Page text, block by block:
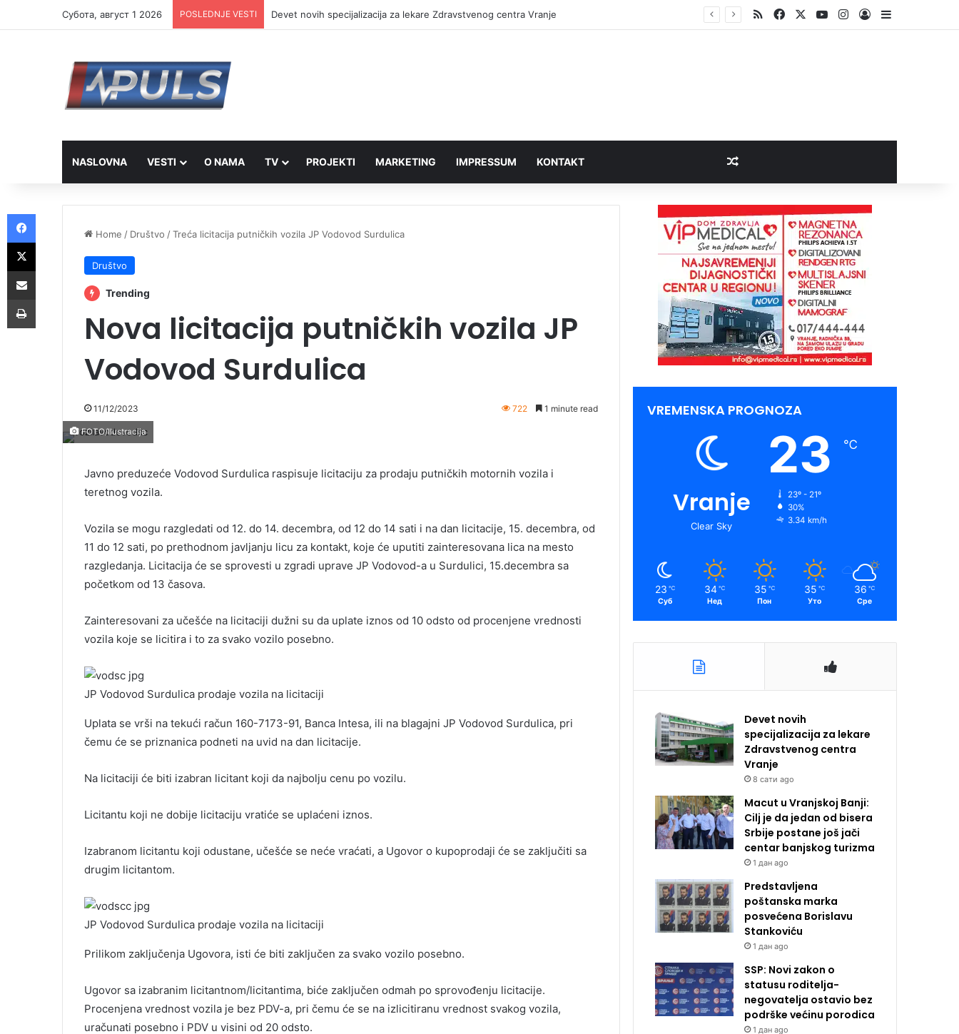
Субота, август 1 2026 POSLEDNJE VESTI Devet novih specijalizacija za lekare Zdravstvenog centra Vranje RSSFacebookYouTubeInstagram
Log InSidebar
NASLOVNA VESTI O NAMA TV PROJEKTI MARKETING IMPRESSUM KONTAKT Random Article
Home / Društvo /Treća licitacija putničkih vozila JP Vodovod Surdulica
Društvo
Trending
Nova licitacija putničkih vozila JP
Vodovod Surdulica
11/12/2023 722 1 minute read
FOTO/Ilustracija
Javno preduzeće Vodovod Surdulica raspisuje licitaciju za prodaju putničkih motornih vozila i
teretnog vozila.
Vozila se mogu razgledati od 12. do 14. decembra, od 12 do 14 sati i na dan licitacije, 15. decembra, od
11 do 12 sati, po prethodnom javljanju licu za kontakt, koje će uputiti zainteresovana lica na mesto
razgledanja. Licitacija će se sprovesti u zgradi uprave JP Vodovod-a u Surdulici, 15.decembra sa
početkom od 13 časova.
Zainteresovani za učešće na licitaciji dužni su da uplate iznos od 10 odsto od procenjene vrednosti
vozila koje se licitira i to za svako vozilo posebno.
JP Vodovod Surdulica prodaje vozila na licitaciji
Uplata se vrši na tekući račun 160-7173-91, Banca Intesa, ili na blagajni JP Vodovod Surdulica, pri
čemu će se priznanica podneti na uvid na dan licitacije.
Na licitaciji će biti izabran licitant koji da najbolju cenu po vozilu.
Licitantu koji ne dobije licitaciju vratiće se uplaćeni iznos.
Izabranom licitantu koji odustane, učešće se neće vraćati, a Ugovor o kupoprodaji će se zaključiti sa
drugim licitantom.
JP Vodovod Surdulica prodaje vozila na licitaciji
Prilikom zaključenja Ugovora, isti će biti zaključen za svako vozilo posebno.
Ugovor sa izabranim licitantnom/licitantima, biće zaključen odmah po sprovođenju licitacije.
Procenjena vrednost vozila je bez PDV-a, pri čemu će se na izlicitiranu vrednost svakog vozila,
uračunati posebno i PDV u visini od 20 odsto.
VREMENSKA PROGNOZA
Vranje
Clear Sky
23 ℃
23º - 21º
30%
3.34 km/h
23 ℃
Суб
34 ℃
Нед
35 ℃
Пон
35 ℃
Уто
36 ℃
Сре
Devet novih
specijalizacija za lekare
Zdravstvenog centra
Vranje
8 сати ago
Macut u Vranjskoj Banji:
Cilj je da jedan od bisera
Srbije postane još jači
centar banjskog turizma
1 дан ago
Predstavljena
poštanska marka
posvećena Borislavu
Stankoviću
1 дан ago
SSP: Novi zakon o
statusu roditelja-
negovatelja ostavio bez
podrške većinu porodica
1 дан ago
Facebook
X
Share via Email